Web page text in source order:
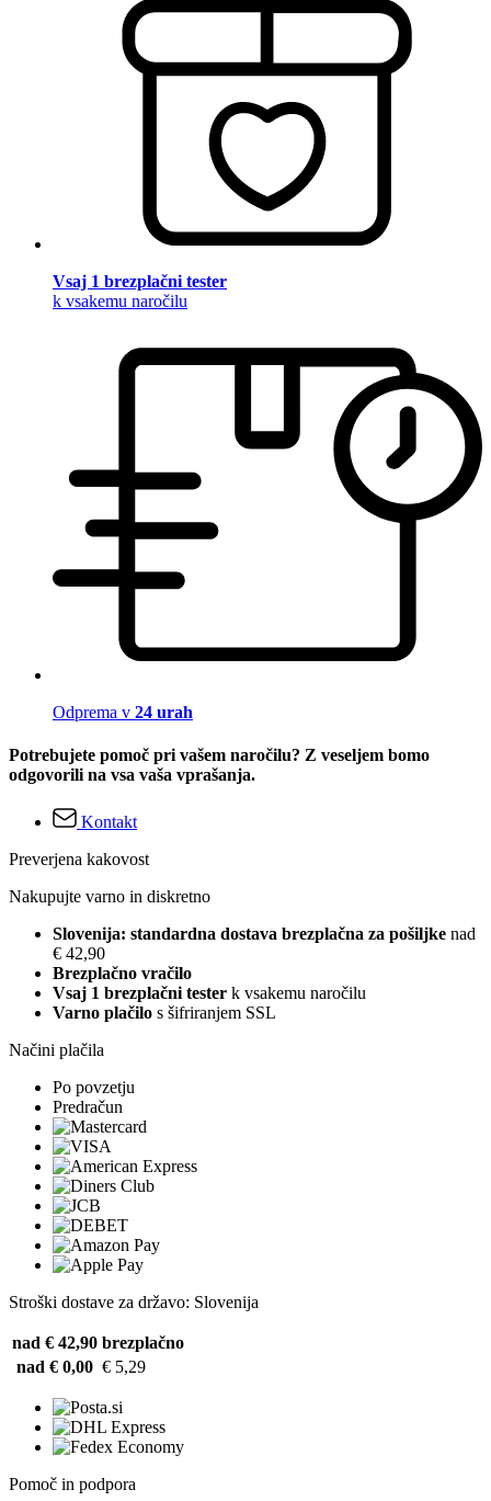
Vsaj 1 brezplačni tester
k vsakemu naročilu
Odprema v 24 urah
Potrebujete pomoč pri vašem naročilu? Z veseljem bomo
odgovorili na vsa vaša vprašanja.
Kontakt
Preverjena kakovost
Nakupujte varno in diskretno
Slovenija: standardna dostava brezplačna za pošiljke nad
€ 42,90
Brezplačno vračilo
Vsaj 1 brezplačni tester k vsakemu naročilu
Varno plačilo s šifriranjem SSL
Načini plačila
Po povzetju
Predračun
Stroški dostave za državo: Slovenija
nad € 42,90 brezplačno
nad € 0,00 € 5,29
Pomoč in podpora